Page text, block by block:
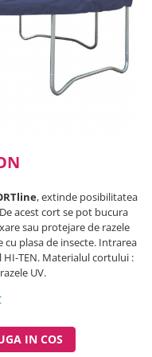
, extinde posibilitatea
acest cort se pot bucura
sau protejare de razele
cu plasa de insecte. Intrarea
TEN. Materialul cortului :
UV.
IN COS